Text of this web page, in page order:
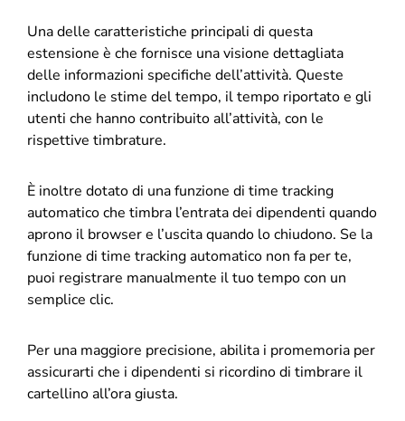
Una delle caratteristiche principali di questa
estensione è che fornisce una visione dettagliata
delle informazioni specifiche dell’attività. Queste
includono le stime del tempo, il tempo riportato e gli
utenti che hanno contribuito all’attività, con le
rispettive timbrature.
È inoltre dotato di una funzione di time tracking
automatico che timbra l’entrata dei dipendenti quando
aprono il browser e l’uscita quando lo chiudono. Se la
funzione di time tracking automatico non fa per te,
puoi registrare manualmente il tuo tempo con un
semplice clic.
Per una maggiore precisione, abilita i promemoria per
assicurarti che i dipendenti si ricordino di timbrare il
cartellino all’ora giusta.